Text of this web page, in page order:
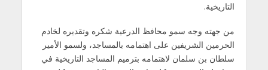
التاريخية.
من جهته وجه سمو محافظ الدرعية شكره وتقديره لخادم
الحرمين الشريفين على اهتمامه بالمساجد، ولسمو الأمير
سلطان بن سلمان لاهتمامه بترميم المساجد التاريخية في